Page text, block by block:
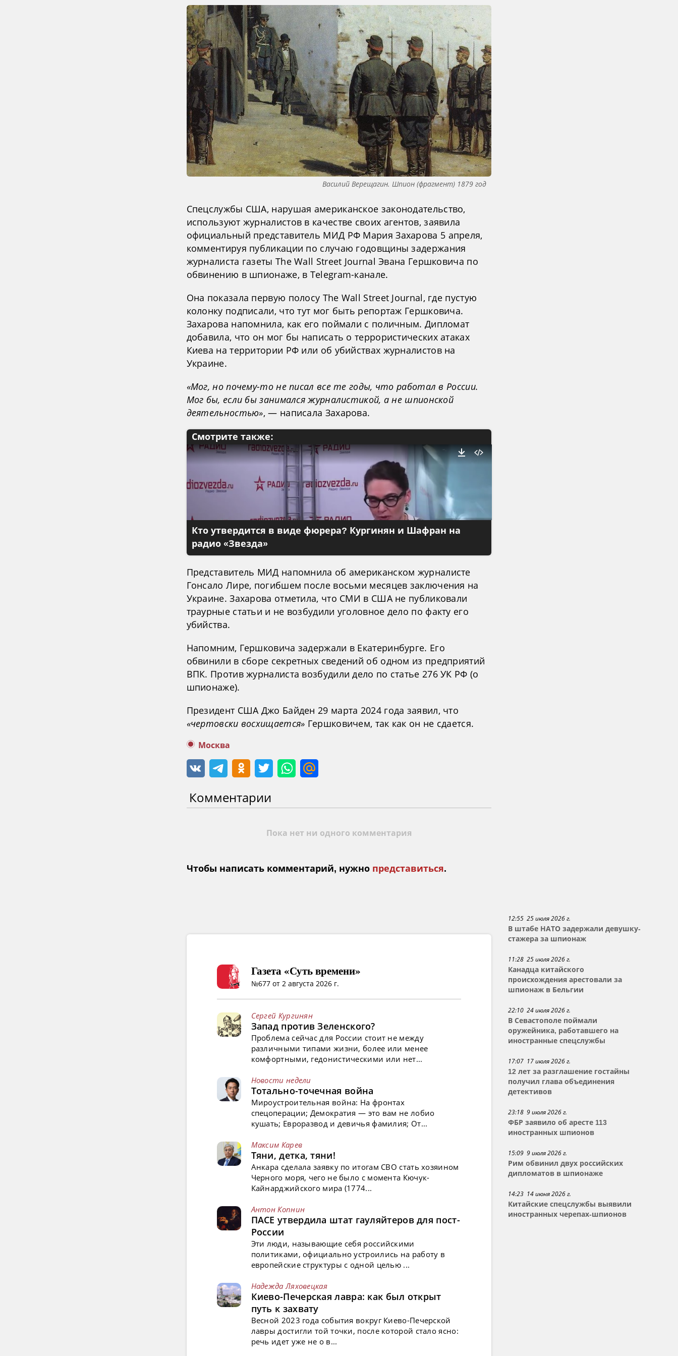
Василий Верещагин. Шпион (фрагмент) 1879 год
Спецслужбы США, нарушая американское законодательство,
используют журналистов в качестве своих агентов, заявила
официальный представитель МИД РФ Мария Захарова 5 апреля,
комментируя публикации по случаю годовщины задержания
журналиста газеты The Wall Street Journal Эвана Гершковича по
обвинению в шпионаже, в Telegram-канале.
Она показала первую полосу The Wall Street Journal, где пустую
колонку подписали, что тут мог быть репортаж Гершковича.
Захарова напомнила, как его поймали с поличным. Дипломат
добавила, что он мог бы написать о террористических атаках
Киева на территории РФ или об убийствах журналистов на
Украине.
«Мог, но почему-то не писал все те годы, что работал в России.
Мог бы, если бы занимался журналистикой, а не шпионской
деятельностью», — написала Захарова.
Смотрите также:
Кто утвердится в виде фюрера? Кургинян и Шафран на
радио «Звезда»
Представитель МИД напомнила об американском журналисте
Гонсало Лире, погибшем после восьми месяцев заключения на
Украине. Захарова отметила, что СМИ в США не публиковали
траурные статьи и не возбудили уголовное дело по факту его
убийства.
Напомним, Гершковича задержали в Екатеринбурге. Его
обвинили в сборе секретных сведений об одном из предприятий
ВПК. Против журналиста возбудили дело по статье 276 УК РФ (о
шпионаже).
Президент США Джо Байден 29 марта 2024 года заявил, что
«чертовски восхищается» Гершковичем, так как он не сдается.
Москва
Комментарии
Пока нет ни одного комментария
Чтобы написать комментарий, нужно представиться.
12:55 25 июля 2026 г.
В штабе НАТО задержали девушку-
стажера за шпионаж
11:28 25 июля 2026 г.
Канадца китайского
происхождения арестовали за
шпионаж в Бельгии
22:10 24 июля 2026 г.
В Севастополе поймали
оружейника, работавшего на
иностранные спецслужбы
17:07 17 июля 2026 г.
12 лет за разглашение гостайны
получил глава объединения
детективов
23:18 9 июля 2026 г.
ФБР заявило об аресте 113
иностранных шпионов
15:09 9 июля 2026 г.
Рим обвинил двух российских
дипломатов в шпионаже
14:23 14 июня 2026 г.
Китайские спецслужбы выявили
иностранных черепах-шпионов
Газета «Суть времени»
№677 от 2 августа 2026 г.
Сергей Кургинян
Запад против Зеленского?
Проблема сейчас для России стоит не между
различными типами жизни, более или менее
комфортными, гедонистическими или нет...
Новости недели
Тотально-точечная война
Мироустроительная война: На фронтах
спецоперации; Демократия — это вам не лобио
кушать; Евроразвод и девичья фамилия; От...
Максим Карев
Тяни, детка, тяни!
Анкара сделала заявку по итогам СВО стать хозяином
Черного моря, чего не было с момента Кючук-
Кайнарджийского мира (1774...
Антон Копнин
ПАСЕ утвердила штат гауляйтеров для пост-
России
Эти люди, называющие себя российскими
политиками, официально устроились на работу в
европейские структуры с одной целью ...
Надежда Ляховецкая
Киево-Печерская лавра: как был открыт
путь к захвату
Весной 2023 года события вокруг Киево-Печерской
лавры достигли той точки, после которой стало ясно:
речь идет уже не о в...